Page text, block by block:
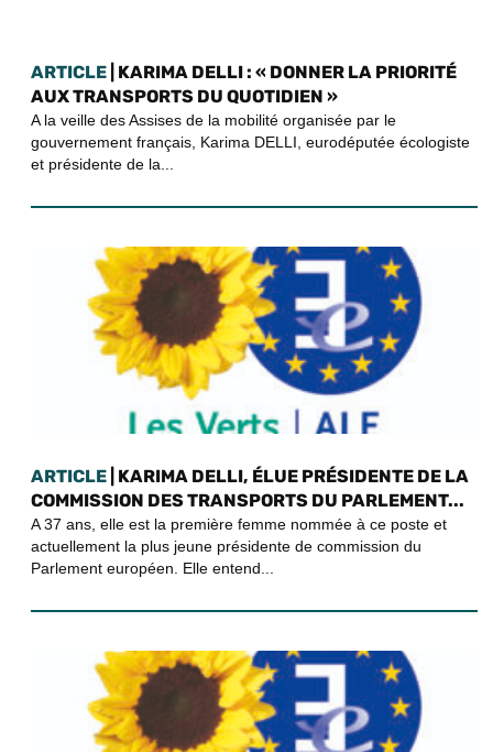
ARTICLE | KARIMA DELLI : « DONNER LA PRIORITÉ
AUX TRANSPORTS DU QUOTIDIEN »
A la veille des Assises de la mobilité organisée par le
gouvernement français, Karima DELLI, eurodéputée écologiste
et présidente de la...
ARTICLE | KARIMA DELLI, ÉLUE PRÉSIDENTE DE LA
COMMISSION DES TRANSPORTS DU PARLEMENT...
A 37 ans, elle est la première femme nommée à ce poste et
actuellement la plus jeune présidente de commission du
Parlement européen. Elle entend...